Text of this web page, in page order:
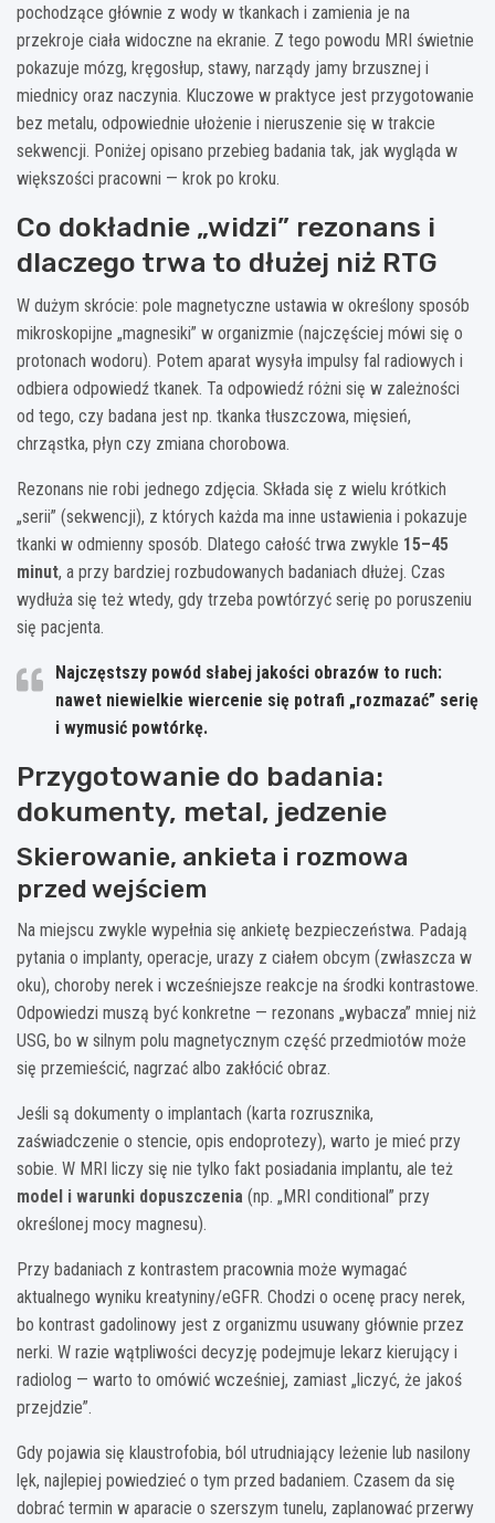
pochodzące głównie z wody w tkankach i zamienia je na
przekroje ciała widoczne na ekranie. Z tego powodu MRI świetnie
pokazuje mózg, kręgosłup, stawy, narządy jamy brzusznej i
miednicy oraz naczynia. Kluczowe w praktyce jest przygotowanie
bez metalu, odpowiednie ułożenie i nieruszenie się w trakcie
sekwencji. Poniżej opisano przebieg badania tak, jak wygląda w
większości pracowni — krok po kroku.
Co dokładnie „widzi” rezonans i
dlaczego trwa to dłużej niż RTG
W dużym skrócie: pole magnetyczne ustawia w określony sposób
mikroskopijne „magnesiki” w organizmie (najczęściej mówi się o
protonach wodoru). Potem aparat wysyła impulsy fal radiowych i
odbiera odpowiedź tkanek. Ta odpowiedź różni się w zależności
od tego, czy badana jest np. tkanka tłuszczowa, mięsień,
chrząstka, płyn czy zmiana chorobowa.
Rezonans nie robi jednego zdjęcia. Składa się z wielu krótkich
„serii” (sekwencji), z których każda ma inne ustawienia i pokazuje
tkanki w odmienny sposób. Dlatego całość trwa zwykle 15–45
minut, a przy bardziej rozbudowanych badaniach dłużej. Czas
wydłuża się też wtedy, gdy trzeba powtórzyć serię po poruszeniu
się pacjenta.
Najczęstszy powód słabej jakości obrazów to ruch:
nawet niewielkie wiercenie się potrafi „rozmazać” serię
i wymusić powtórkę.
Przygotowanie do badania:
dokumenty, metal, jedzenie
Skierowanie, ankieta i rozmowa
przed wejściem
Na miejscu zwykle wypełnia się ankietę bezpieczeństwa. Padają
pytania o implanty, operacje, urazy z ciałem obcym (zwłaszcza w
oku), choroby nerek i wcześniejsze reakcje na środki kontrastowe.
Odpowiedzi muszą być konkretne — rezonans „wybacza” mniej niż
USG, bo w silnym polu magnetycznym część przedmiotów może
się przemieścić, nagrzać albo zakłócić obraz.
Jeśli są dokumenty o implantach (karta rozrusznika,
zaświadczenie o stencie, opis endoprotezy), warto je mieć przy
sobie. W MRI liczy się nie tylko fakt posiadania implantu, ale też
model i warunki dopuszczenia (np. „MRI conditional” przy
określonej mocy magnesu).
Przy badaniach z kontrastem pracownia może wymagać
aktualnego wyniku kreatyniny/eGFR. Chodzi o ocenę pracy nerek,
bo kontrast gadolinowy jest z organizmu usuwany głównie przez
nerki. W razie wątpliwości decyzję podejmuje lekarz kierujący i
radiolog — warto to omówić wcześniej, zamiast „liczyć, że jakoś
przejdzie”.
Gdy pojawia się klaustrofobia, ból utrudniający leżenie lub nasilony
lęk, najlepiej powiedzieć o tym przed badaniem. Czasem da się
dobrać termin w aparacie o szerszym tunelu, zaplanować przerwy